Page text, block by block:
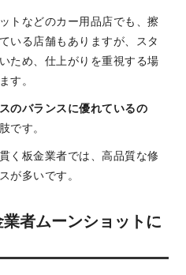
トなどのカー用品店でも、擦
いる店舗もありますが、スタ
ため、仕上がりを重視する場
す。
のバランスに優れているの
です。
く板金業者では、高品質な修
が多いです。
者ムーンショットに